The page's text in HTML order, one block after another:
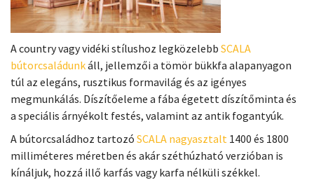
A country vagy vidéki stílushoz legközelebb SCALA
bútorcsaládunkáll, jellemzői a tömör bükkfa alapanyagon
túl az elegáns, rusztikus formavilág és az igényes
megmunkálás. Díszítőeleme a fába égetett díszítőminta és
a speciális árnyékolt festés, valamint az antik fogantyúk.
A bútorcsaládhoz tartozó SCALA nagyasztalt 1400 és 1800
milliméteres méretben és akár széthúzható verzióban is
kínáljuk, hozzá illő karfás vagy karfa nélküli székkel.